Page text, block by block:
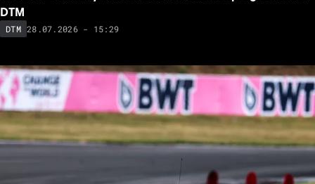
DTM
DTM 28.07.2026 - 15:29